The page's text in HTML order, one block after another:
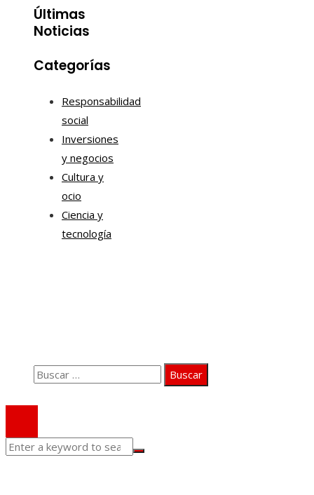
Últimas
Noticias
Categorías
Responsabilidad
social
Inversiones
y negocios
Cultura y
ocio
Ciencia y
tecnología
Buscar: